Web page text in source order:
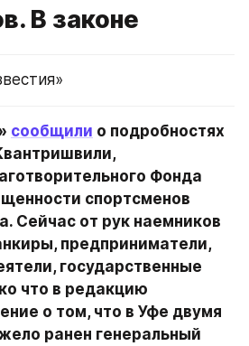
В законе
сообщили о подробностях
Фонда
спортсменов
Сейчас от рук наемников
предприниматели,
государственные
что в редакцию
о том, что в Уфе двумя
ранен генеральный